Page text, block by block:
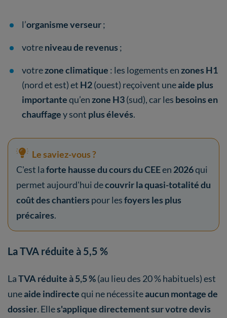
l’organisme verseur;
votreniveau de revenus ;
votrezone climatique : les logements en zones H1
(nord et est) et H2(ouest) reçoivent uneaide plus
importantequ’en zone H3(sud), car les besoins en
chauffagey sont plus élevés.
Le saviez-vous ?
C'est laforte hausse du cours du CEEen 2026qui
permet aujourd'hui decouvrir la quasi-totalité du
coût des chantiers pour lesfoyers les plus
précaires.
La TVA réduite à 5,5 %
LaTVA réduite à 5,5 %(au lieu des 20 % habituels) est
uneaide indirectequi ne nécessiteaucun montage de
dossier. Elles'applique directement sur votre devis